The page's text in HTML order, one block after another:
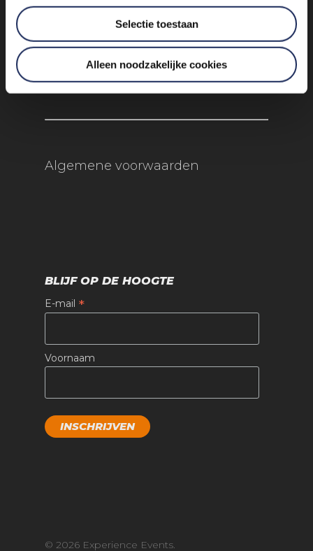
Selectie toestaan
Alleen noodzakelijke cookies
Vogelkersberg 5c 3755 BN
Eemnes
Algemene voorwaarden
BLIJF OP DE HOOGTE
E-mail *
Voornaam
© 2026 Experience Events.